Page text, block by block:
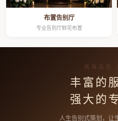
布置告别厅
专业告别厅鲜花布置
高端品质
丰富的
强大的
人生告别式策划，让